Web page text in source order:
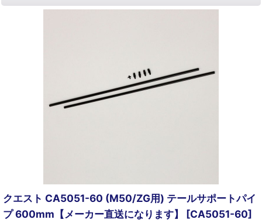
クエスト CA5051-60 (M50/ZG用) テールサポートパイ
プ 600mm【メーカー直送になります】 [CA5051-60]